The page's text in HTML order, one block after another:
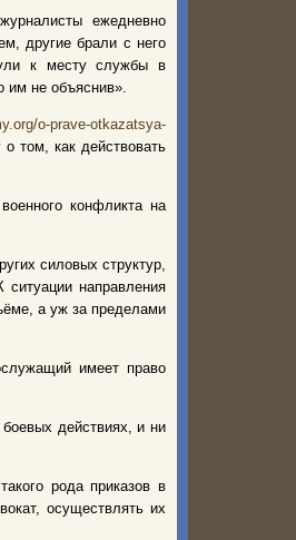
ежедневно
другие брали с него
к месту службы в
им не объяснив».
o-prave-otkazatsya-
том, как действовать
конфликта на
силовых структур,
направления
а уж за пределами
имеет право
действиях, и ни
рода приказов в
осуществлять их